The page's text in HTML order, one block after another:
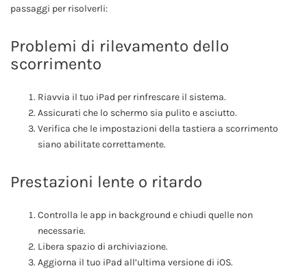
passaggi per risolverli:
Problemi di rilevamento dello
scorrimento
Riavvia il tuo iPad per rinfrescare il sistema.
Assicurati che lo schermo sia pulito e asciutto.
Verifica che le impostazioni della tastiera a scorrimento
siano abilitate correttamente.
Prestazioni lente o ritardo
Controlla le app in background e chiudi quelle non
necessarie.
Libera spazio di archiviazione.
Aggiorna il tuo iPad all’ultima versione di iOS.